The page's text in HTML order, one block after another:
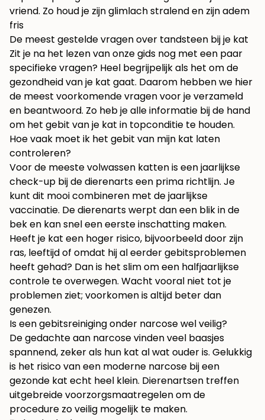
vriend. Zo houd je zijn glimlach stralend en zijn adem
fris
De meest gestelde vragen over tandsteen bij je kat
Zit je na het lezen van onze gids nog met een paar
specifieke vragen? Heel begrijpelijk als het om de
gezondheid van je kat gaat. Daarom hebben we hier
de meest voorkomende vragen voor je verzameld
en beantwoord. Zo heb je alle informatie bij de hand
om het gebit van je kat in topconditie te houden.
Hoe vaak moet ik het gebit van mijn kat laten
controleren?
Voor de meeste volwassen katten is een jaarlijkse
check-up bij de dierenarts een prima richtlijn. Je
kunt dit mooi combineren met de jaarlijkse
vaccinatie. De dierenarts werpt dan een blik in de
bek en kan snel een eerste inschatting maken.
Heeft je kat een hoger risico, bijvoorbeeld door zijn
ras, leeftijd of omdat hij al eerder gebitsproblemen
heeft gehad? Dan is het slim om een halfjaarlijkse
controle te overwegen. Wacht vooral niet tot je
problemen ziet; voorkomen is altijd beter dan
genezen.
Is een gebitsreiniging onder narcose wel veilig?
De gedachte aan narcose vinden veel baasjes
spannend, zeker als hun kat al wat ouder is. Gelukkig
is het risico van een moderne narcose bij een
gezonde kat echt heel klein. Dierenartsen treffen
uitgebreide voorzorgsmaatregelen om de
procedure zo veilig mogelijk te maken.